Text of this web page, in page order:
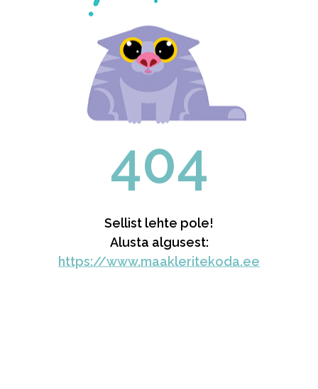
404
Sellist lehte pole!
Alusta algusest:
https://www.maakleritekoda.ee